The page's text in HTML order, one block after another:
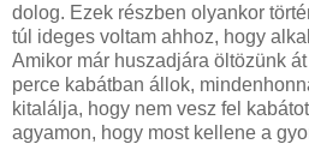
dolog. Ezek részben olyankor
túl ideges voltam ahhoz, hogy
Amikor már huszadjára öltözünk
perce kabátban állok,
kitalálja, hogy nem vesz fel
agyamon, hogy most kellene a